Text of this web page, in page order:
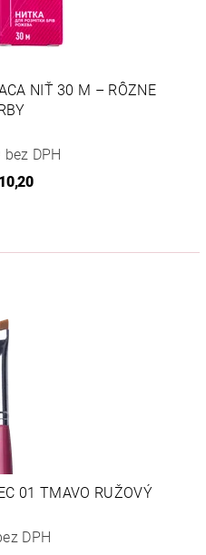
NIŤ 30 M – RÔZNE
DPH
01 TMAVO RUŽOVÝ
DPH